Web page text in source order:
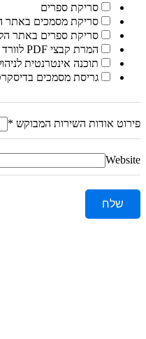
סריקת ספרים
סריקת מסמכים באתר
סריקת ספרים באתר
המרת קבצי PDF לוורד / אקסל
תוכנה אינטרנטית
גריסת מסמכים
פירוט אודות השירות המבוקש *
Website
שלח